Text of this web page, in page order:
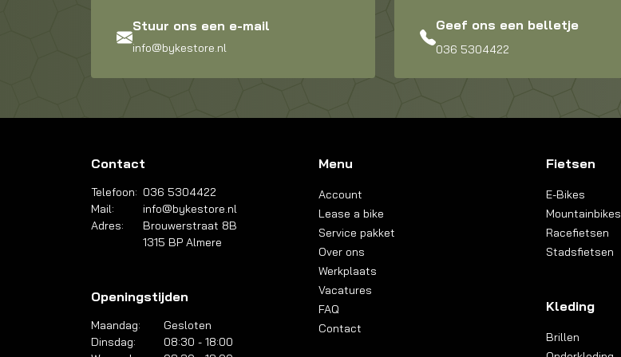
Stuur ons een e-mail
info@bykestore.nl
Geef ons een belletje
036 5304422
Contact
Telefoon: 036 5304422
Mail:
info@bykestore.nl
Adres:
Brouwerstraat 8B
1315 BP Almere
Openingstijden
Maandag:
Gesloten
Dinsdag:
08:30 - 18:00
Menu
Account
Lease a bike
Service pakket
Over ons
Werkplaats
Vacatures
FAQ
Contact
Fietsen
E-Bikes
Mountainbikes
Racefietsen
Stadsfietsen
Kleding
Brillen